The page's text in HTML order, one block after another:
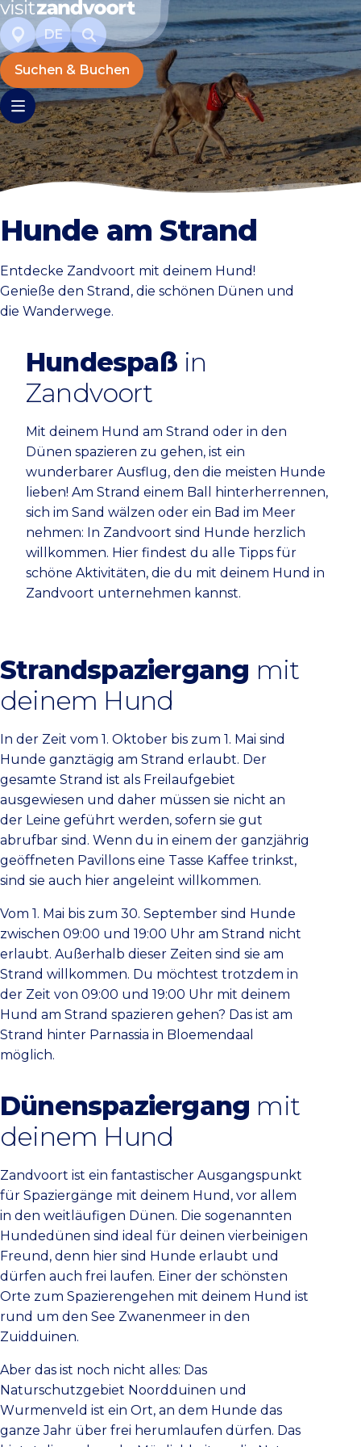
DE
Suchen & Buchen
Hunde am Strand
Entdecke Zandvoort mit deinem Hund!
Genieße den Strand, die schönen Dünen und
die Wanderwege.
Hundespaß in
Zandvoort
Mit deinem Hund am Strand oder in den
Dünen spazieren zu gehen, ist ein
wunderbarer Ausflug, den die meisten Hunde
lieben! Am Strand einem Ball hinterherrennen,
sich im Sand wälzen oder ein Bad im Meer
nehmen: In Zandvoort sind Hunde herzlich
willkommen. Hier findest du alle Tipps für
schöne Aktivitäten, die du mit deinem Hund in
Zandvoort unternehmen kannst.
Strandspaziergang mit
deinem Hund
In der Zeit vom 1. Oktober bis zum 1. Mai sind
Hunde ganztägig am Strand erlaubt. Der
gesamte Strand ist als Freilaufgebiet
ausgewiesen und daher müssen sie nicht an
der Leine geführt werden, sofern sie gut
abrufbar sind. Wenn du in einem der ganzjährig
geöffneten Pavillons eine Tasse Kaffee trinkst,
sind sie auch hier angeleint willkommen.
Vom 1. Mai bis zum 30. September sind Hunde
zwischen 09:00 und 19:00 Uhr am Strand nicht
erlaubt. Außerhalb dieser Zeiten sind sie am
Strand willkommen. Du möchtest trotzdem in
der Zeit von 09:00 und 19:00 Uhr mit deinem
Hund am Strand spazieren gehen? Das ist am
Strand hinter Parnassia in Bloemendaal
möglich.
Dünenspaziergang mit
deinem Hund
Zandvoort ist ein fantastischer Ausgangspunkt
für Spaziergänge mit deinem Hund, vor allem
in den weitläufigen Dünen. Die sogenannten
Hundedünen sind ideal für deinen vierbeinigen
Freund, denn hier sind Hunde erlaubt und
dürfen auch frei laufen. Einer der schönsten
Orte zum Spazierengehen mit deinem Hund ist
rund um den See Zwanenmeer in den
Zuidduinen.
Aber das ist noch nicht alles: Das
Naturschutzgebiet Noordduinen und
Wurmenveld ist ein Ort, an dem Hunde das
ganze Jahr über frei herumlaufen dürfen. Das